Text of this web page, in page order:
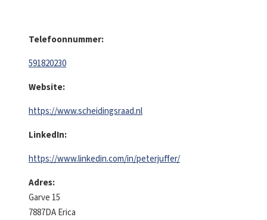
Telefoonnummer:
591820230
Website:
https://www.scheidingsraad.nl
LinkedIn:
https://www.linkedin.com/in/peterjuffer/
Adres:
Garve 15
7887DA Erica